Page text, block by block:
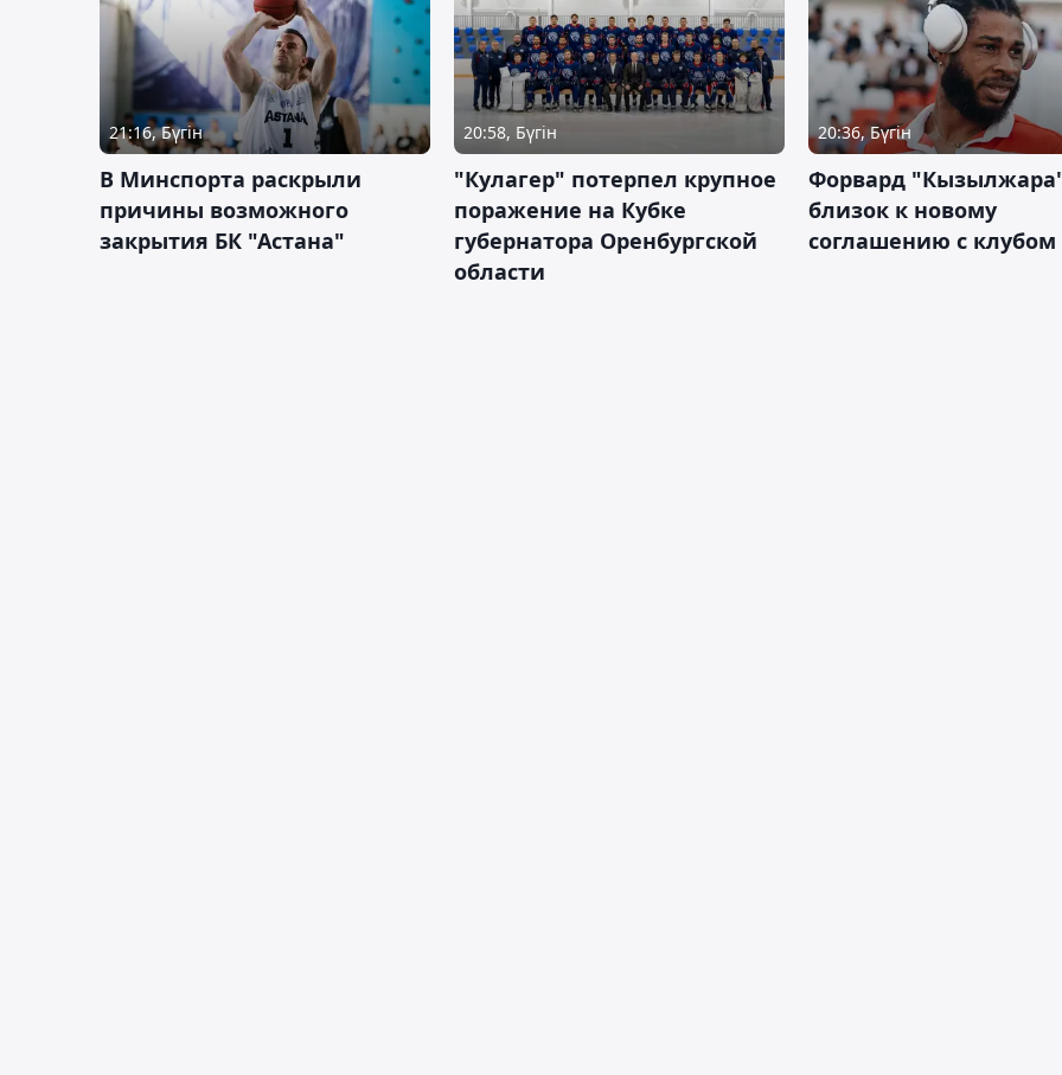
21:16, Бүгін
В Минспорта раскрыли
причины возможного
закрытия БК "Астана"
20:58, Бүгін
"Кулагер" потерпел крупное
поражение на Кубке
губернатора Оренбургской
области
20:36, Бүгін
Форвард
близок к новому
соглашению с клубом